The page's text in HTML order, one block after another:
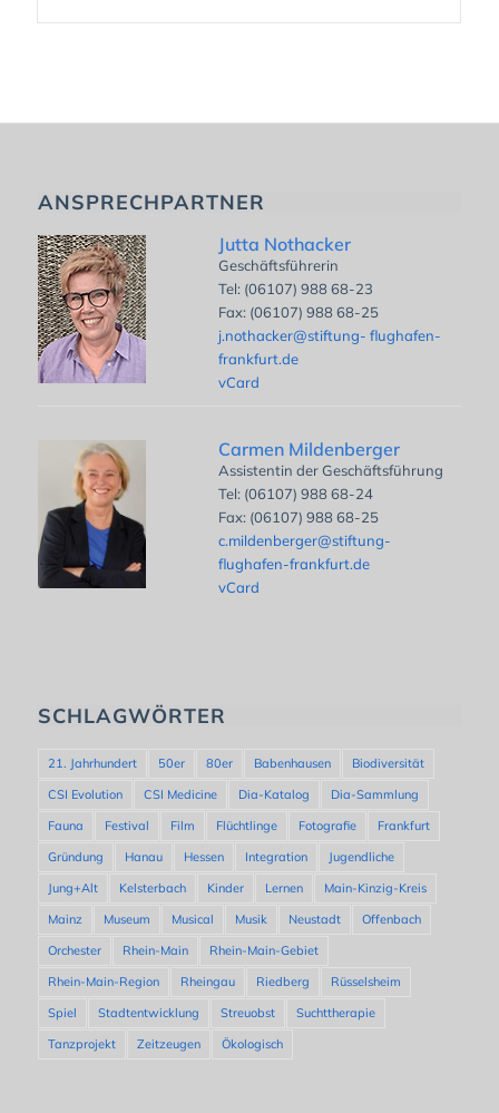
ANSPRECHPARTNER
Jutta Nothacker
Geschäftsführerin
Tel: (06107) 988 68-23
Fax: (06107) 988 68-25
j.nothacker@stiftung- flughafen-
frankfurt.de
vCard
Carmen Mildenberger
Assistentin der Geschäftsführung
Tel: (06107) 988 68-24
Fax: (06107) 988 68-25
c.mildenberger@stiftung-
flughafen-frankfurt.de
vCard
SCHLAGWÖRTER
21. Jahrhundert 50er 80er Babenhausen
Biodiversität
CSI Evolution
CSI Medicine Dia-Katalog
Dia-Sammlung
Fauna
Festival Film Flüchtlinge Fotografie
Frankfurt
Gründung
Hanau Hessen Integration
Jugendliche
Jung+Alt
Kelsterbach Kinder Lernen
Main-Kinzig-Kreis
Mainz
Museum Musical Musik Neustadt
Offenbach
Orchester
Rhein-Main
Rhein-Main-Gebiet
Rhein-Main-Region
Rheingau Riedberg
Rüsselsheim
Spiel
Stadtentwicklung Streuobst
Suchttherapie
Tanzprojekt
Zeitzeugen Ökologisch